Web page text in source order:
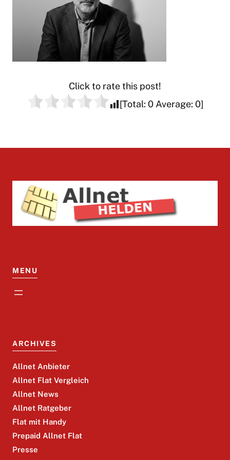
Click to rate this post!
[Total: 0Average: 0]
MENU
ARCHIVES
Allnet Anbieter
Allnet Flat Vergleich
Allnet News
Allnet Ratgeber
Flat mit Handy
Prepaid Allnet Flat
Presse